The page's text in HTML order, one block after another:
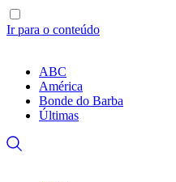
Ir para o conteúdo
ABC
América
Bonde do Barba
Últimas